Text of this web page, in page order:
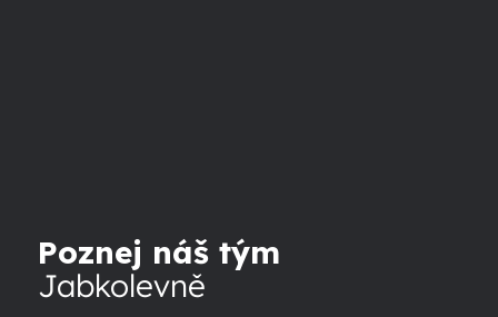
Poznej náš tým
Jabkolevně